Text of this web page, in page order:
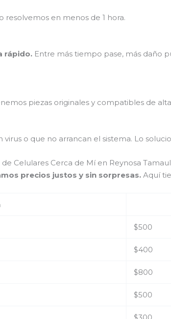
resolvemos en menos de 1 hora.
rápido. Entre más tiempo pase, más daño
piezas originales y compatibles de
o que no arrancan el sistema. Lo
Celulares Cerca de Mí en Reynosa
precios justos y sin sorpresas. Aquí
$500
$400
$800
$500